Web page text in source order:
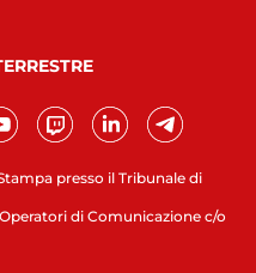
presso il Tribunale di
di Comunicazione c/o